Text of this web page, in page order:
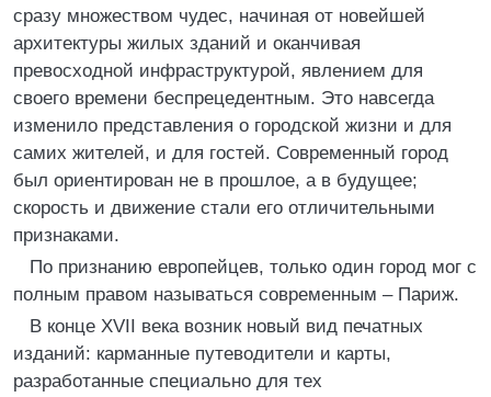
сразу множеством чудес, начиная от новейшей
архитектуры жилых зданий и оканчивая
превосходной инфраструктурой, явлением для
своего времени беспрецедентным. Это навсегда
изменило представления о городской жизни и для
самих жителей, и для гостей. Современный город
был ориентирован не в прошлое, а в будущее;
скорость и движение стали его отличительными
признаками.
По признанию европейцев, только один город мог с
полным правом называться современным – Париж.
В конце XVII века возник новый вид печатных
изданий: карманные путеводители и карты,
разработанные специально для тех